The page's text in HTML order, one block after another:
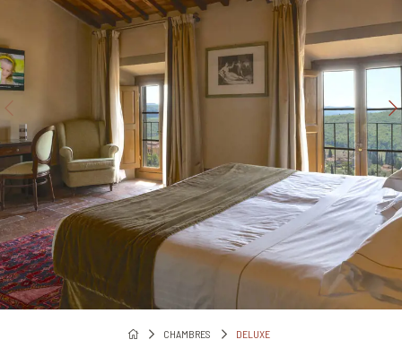
CHAMBRES DELUXE